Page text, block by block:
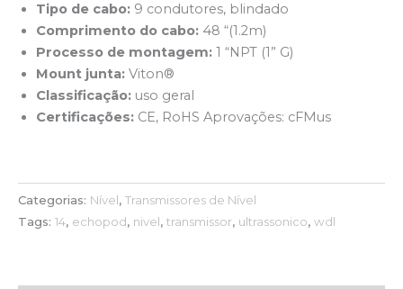
Tipo de cabo: 9 condutores, blindado
Comprimento do cabo: 48 “(1.2m)
Processo de montagem: 1 “NPT (1” G)
Mount junta: Viton®
Classificação: uso geral
Certificações: CE, RoHS Aprovações: cFMus
Categorias: Nível, Transmissores de Nível
Tags: 14, echopod, nivel, transmissor, ultrassonico, wdl